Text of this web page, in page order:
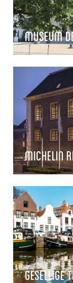
Museum
Michelin
Gesellige